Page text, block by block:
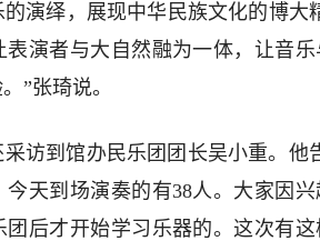
演绎，展现中华民族文化的博大
表演者与大自然融为一体，让音
”张琦说。
访到馆办民乐团团长吴小重。他
天到场演奏的有38人。大家因
团后才开始学习乐器的。这次有